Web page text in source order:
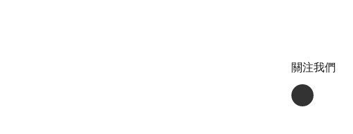
關注我們